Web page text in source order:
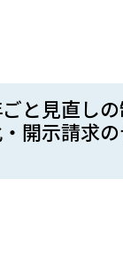
と見直し
開示請求